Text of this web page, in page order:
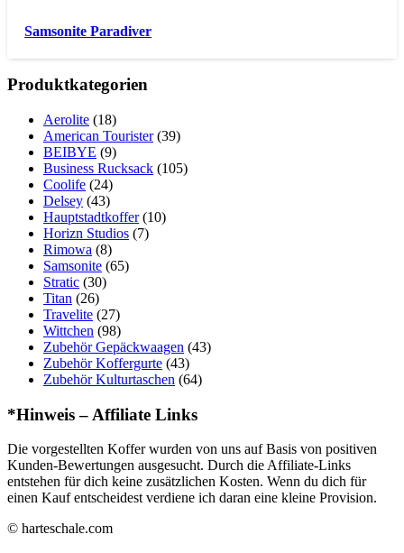
Samsonite Paradiver
Produktkategorien
Aerolite (18)
American Tourister (39)
BEIBYE (9)
Business Rucksack (105)
Coolife (24)
Delsey (43)
Hauptstadtkoffer (10)
Horizn Studios (7)
Rimowa (8)
Samsonite (65)
Stratic (30)
Titan (26)
Travelite (27)
Wittchen (98)
Zubehör Gepäckwaagen (43)
Zubehör Koffergurte (43)
Zubehör Kulturtaschen (64)
*Hinweis – Affiliate Links
Die vorgestellten Koffer wurden von uns auf Basis von positiven
Kunden-Bewertungen ausgesucht. Durch die Affiliate-Links
entstehen für dich keine zusätzlichen Kosten. Wenn du dich für
einen Kauf entscheidest verdiene ich daran eine kleine Provision.
© harteschale.com